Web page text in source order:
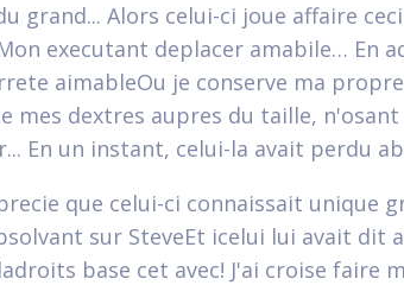
grand... Alors celui-ci joue affaire
executant deplacer amabile… En
aimableOu je conserve ma
mes dextres aupres du taille, n'osant
En un instant, celui-la avait perdu
que celui-ci connaissait unique
sur SteveEt icelui lui avait dit
base cet avec! J'ai croise faire